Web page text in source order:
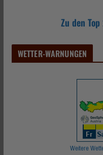
Zu den
WETTER-WARNUNGEN
Weitere